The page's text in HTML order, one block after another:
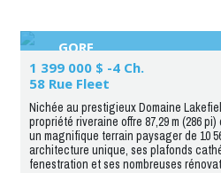
GORE
1 399 000 $ -4 Ch.
58 Rue Fleet
Nichée au prestigieux Domaine
propriété riveraine offre 87,29 m (286
un magnifique terrain paysager de 10
architecture unique, ses plafonds
fenestration et ses nombreuses